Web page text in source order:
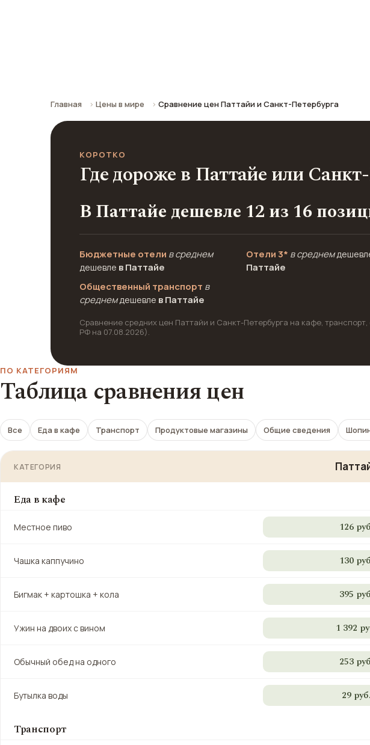
Главная Цены в мире Сравнение цен Паттайи и Санкт-Петербурга
КОРОТКО
Где дороже в Паттайе или
В Паттайе дешевле 12 из 16
Бюджетные отели в среднем
дешевле в Паттайе
Отели 3* в среднем
Паттайе
Общественный транспорт в
среднемдешевле в Паттайе
Сравнение средних цен Паттайи и Санкт-Петербурга на кафе,
РФ на 07.08.2026).
ПО КАТЕГОРИЯМ
Таблица сравнения цен
Все Еда в кафе Транспорт Продуктовые магазины Общие сведения
КАТЕГОРИЯ
Еда в кафе
Местное пиво 126
Чашка каппучино 130
Бигмак + картошка + кола 395
Ужин на двоих с вином 1 392
Обычный обед на одного 253
Бутылка воды 29 руб.
Транспорт